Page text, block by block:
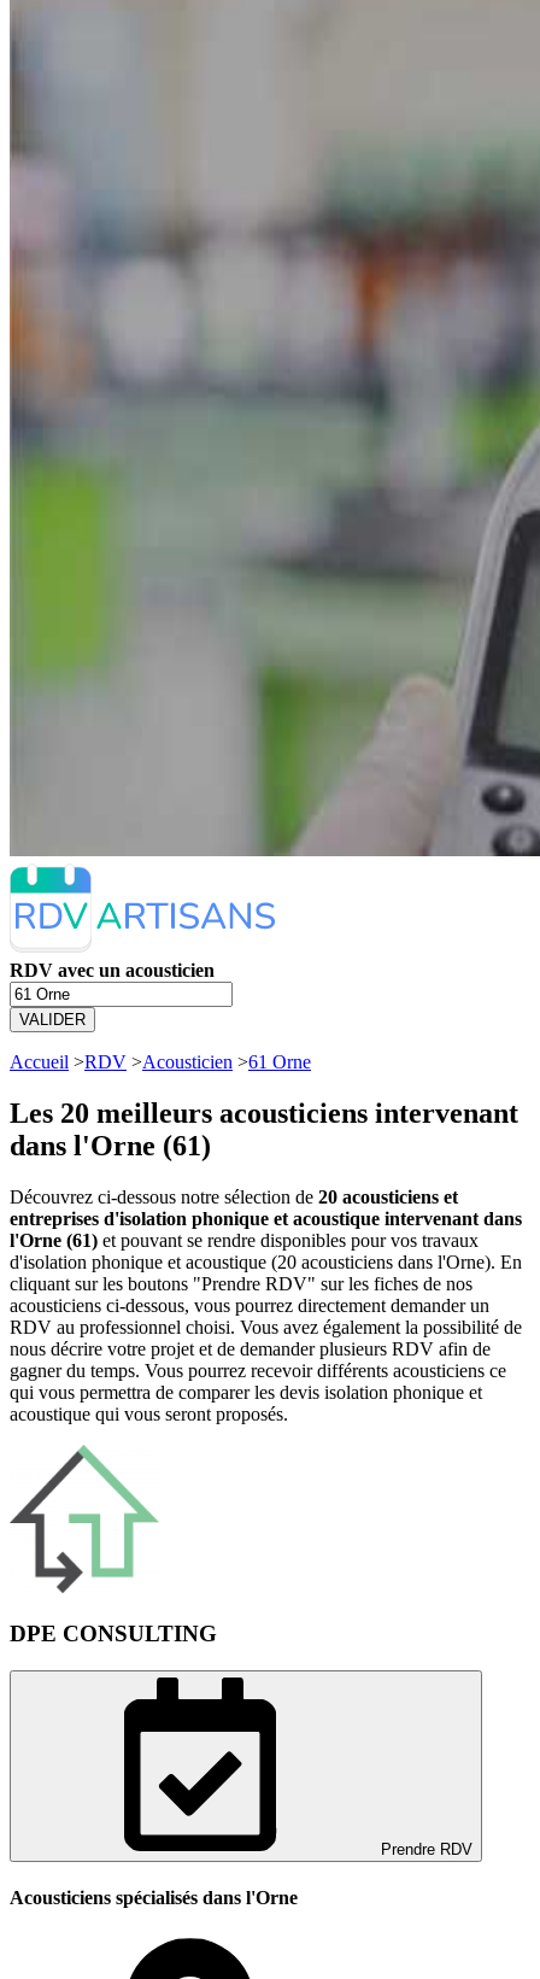
RDV avec un acousticien
VALIDER
Accueil >RDV >Acousticien >61 Orne
Les 20 meilleurs acousticiens intervenant
dans l'Orne (61)
Découvrez ci-dessous notre sélection de 20 acousticiens et
entreprises d'isolation phonique et acoustique intervenant dans
l'Orne (61) et pouvant se rendre disponibles pour vos travaux
d'isolation phonique et acoustique (20 acousticiens dans l'Orne). En
cliquant sur les boutons "Prendre RDV" sur les fiches de nos
acousticiens ci-dessous, vous pourrez directement demander un
RDV au professionnel choisi. Vous avez également la possibilité de
nous décrire votre projet et de demander plusieurs RDV afin de
gagner du temps. Vous pourrez recevoir différents acousticiens ce
qui vous permettra de comparer les devis isolation phonique et
acoustique qui vous seront proposés.
DPE CONSULTING
Prendre RDV
Acousticiens spécialisés dans l'Orne